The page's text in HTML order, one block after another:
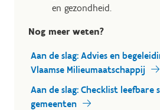
en gezondheid.
Nog meer weten?
Aan de slag: Advies en
Vlaamse Milieumaatschappij
Aan de slag: Checklist leefbare
gemeenten